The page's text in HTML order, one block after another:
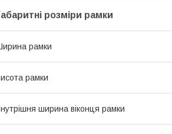
розміри рамки
рамки
рамки
ширина віконця рамки